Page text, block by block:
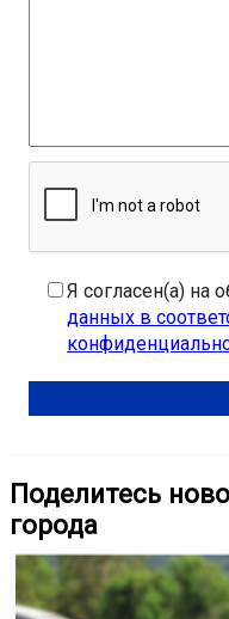
Я согласен(а) на
данных в
Поделитесь
города